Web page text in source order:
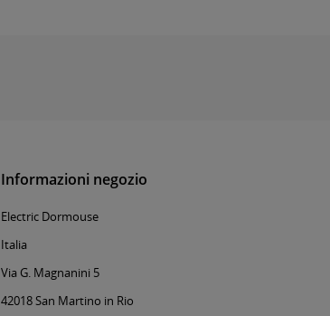
Informazioni negozio
Electric Dormouse
Italia
Via G. Magnanini 5
42018 San Martino in Rio